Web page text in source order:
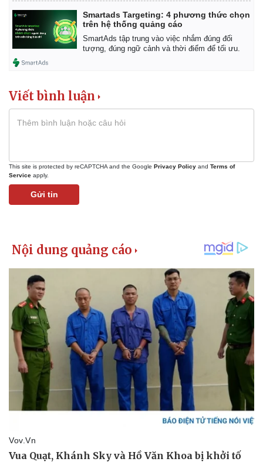
Bất động sản
Khởi nghiệp
Giá vàng
Smartads Targeting: 4 phương thức chọn
trên hệ thống quảng cáo
SmartAds tập trung vào việc nhắm đúng đối
tượng, đúng ngữ cảnh và thời điểm để tối ưu.
Viết bình luận
This site is protected by reCAPTCHA and the Google Privacy Policy and Terms of
Service apply.
Gửi tin